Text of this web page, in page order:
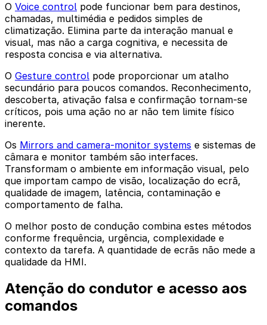
O Voice control pode funcionar bem para destinos,
chamadas, multimédia e pedidos simples de
climatização. Elimina parte da interação manual e
visual, mas não a carga cognitiva, e necessita de
resposta concisa e via alternativa.
O Gesture control pode proporcionar um atalho
secundário para poucos comandos. Reconhecimento,
descoberta, ativação falsa e confirmação tornam-se
críticos, pois uma ação no ar não tem limite físico
inerente.
Os Mirrors and camera-monitor systems e sistemas de
câmara e monitor também são interfaces.
Transformam o ambiente em informação visual, pelo
que importam campo de visão, localização do ecrã,
qualidade de imagem, latência, contaminação e
comportamento de falha.
O melhor posto de condução combina estes métodos
conforme frequência, urgência, complexidade e
contexto da tarefa. A quantidade de ecrãs não mede a
qualidade da HMI.
Atenção do condutor e acesso aos
comandos